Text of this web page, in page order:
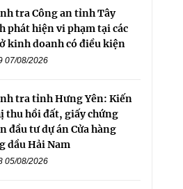
tra Công an tỉnh Tây
phát hiện vi phạm tại các
kinh doanh có điều kiện
07/08/2026
tra tỉnh Hưng Yên: Kiến
thu hồi đất, giấy chứng
đầu tư dự án Cửa hàng
dầu Hải Nam
05/08/2026